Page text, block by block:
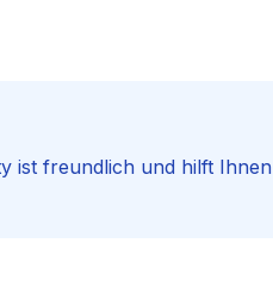
ist freundlich und hilft Ihnen